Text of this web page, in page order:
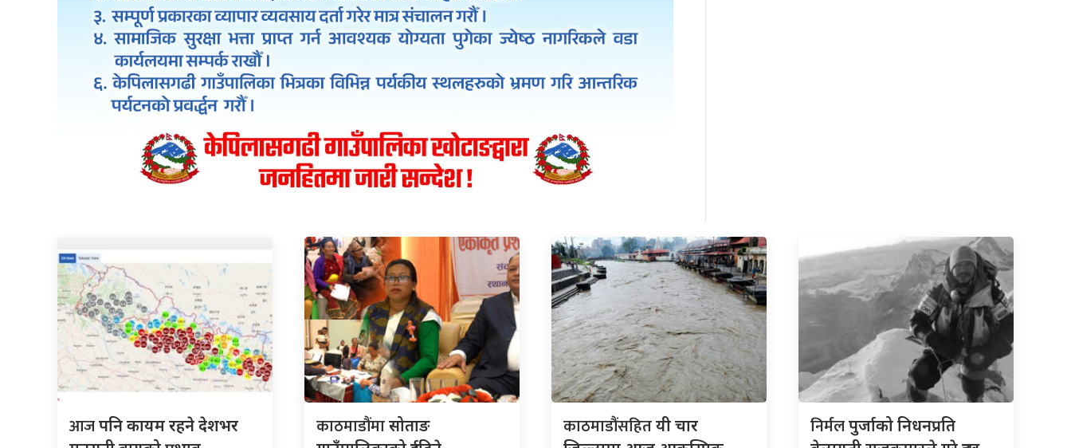
आजपनि कायम रहने देशभर
काठमाडौंमासोताङ
काठमाडौंसहितयी चार
निर्मलपुर्जाको निधनप्रति